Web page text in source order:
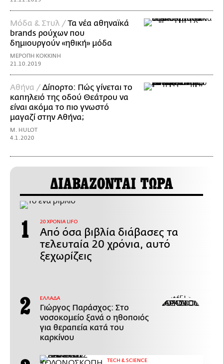
Μόδα & Στυλ /Τα νέα αθηναϊκά
brands ρούχων που
δημιουργούν «ηθική» μόδα
ΜΕΡΟΠΗ ΚΟΚΚΙΝΗ
21.10.2019
Αθήνα /Δίπορτο: Πώς γίνεται το
καπηλειό της οδού Θεάτρου να
είναι ακόμα το πιο γνωστό
μαγαζί στην Αθήνα;
M. HULOT
4.1.2020
ΔΙΑΒΑΖΟΝΤΑΙ ΤΩΡΑ
20 ΧΡΟΝΙΑ LIFO
Από όσα βιβλία διάβασες τα
τελευταία 20 χρόνια, αυτό
ξεχωρίζεις
ΕΛΛΑΔΑ
Γιώργος Παράσχος: Στο
νοσοκομείο ξανά ο ηθοποιός
για θεραπεία κατά του
καρκίνου
ΤECH & SCIENCE